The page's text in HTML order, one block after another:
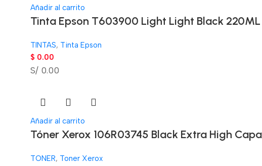
Añadir al carrito
Tinta Epson T603900 Light Light Black
TINTAS, Tinta Epson
$ 0.00
S/ 0.00
Añadir al carrito
Tóner Xerox 106R03745 Black Extra High
TONER, Toner Xerox